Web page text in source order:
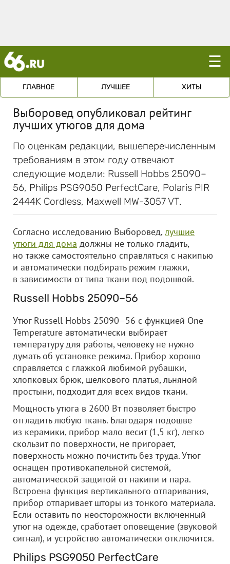
☰
ГЛАВНОЕ ЛУЧШЕЕ ХИТЫ
Выборовед опубликовал рейтинг
лучших утюгов для дома
По оценкам редакции, вышеперечисленным
требованиям в этом году отвечают
следующие модели: Russell Hobbs 25090–
56, Philips PSG9050 PerfectCare, Polaris PIR
2444K Cordless, Maxwell MW-3057 VT.
Согласно исследованию Выборовед,лучшие
утюги для дома должны не только гладить,
но также самостоятельно справляться с накипью
и автоматически подбирать режим глажки,
в зависимости от типа ткани под подошвой.
Russell Hobbs 25090–56
Утюг Russell Hobbs 25090–56 с функцией One
Temperature автоматически выбирает
температуру для работы, человеку не нужно
думать об установке режима. Прибор хорошо
справляется с глажкой любимой рубашки,
хлопковых брюк, шелкового платья, льняной
простыни, подходит для всех видов ткани.
Мощность утюга в 2600 Вт позволяет быстро
отгладить любую ткань. Благодаря подошве
из керамики, прибор мало весит (1,5 кг), легко
скользит по поверхности, не пригорает,
поверхность можно почистить без труда. Утюг
оснащен противокапельной системой,
автоматической защитой от накипи и пара.
Встроена функция вертикального отпаривания,
прибор отпаривает шторы из тонкого материала.
Если оставить по неосторожности включенный
утюг на одежде, сработает оповещение (звуковой
сигнал), и устройство автоматически отключится.
Philips PSG9050 PerfectCare